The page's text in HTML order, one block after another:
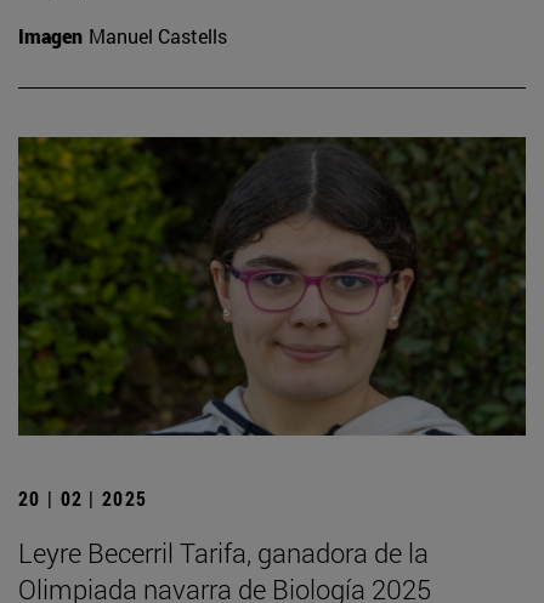
Imagen Manuel Castells
20 | 02 | 2025
Leyre Becerril Tarifa, ganadora de la
Olimpiada navarra de Biología 2025